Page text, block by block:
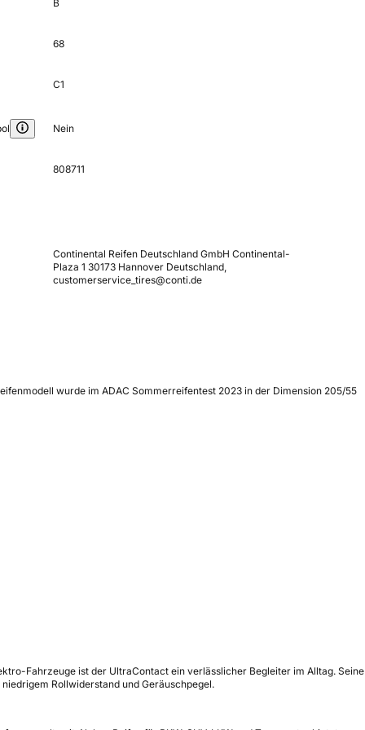
B
68
C1
Nein
808711
Continental Reifen Deutschland GmbH Continental-
Plaza 1 30173 Hannover Deutschland,
customerservice_tires@conti.de
wurde im ADAC Sommerreifentest 2023 in der Dimension 205/55
Fahrzeuge ist der UltraContact ein verlässlicher Begleiter im Alltag. Seine
Rollwiderstand und Geräuschpegel.